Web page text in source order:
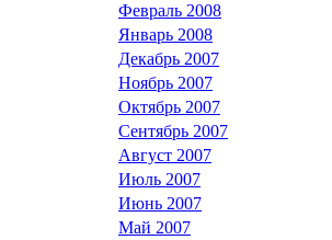
Февраль 2008
Январь 2008
Декабрь 2007
Ноябрь 2007
Октябрь 2007
Сентябрь 2007
Август 2007
Июль 2007
Июнь 2007
Май 2007